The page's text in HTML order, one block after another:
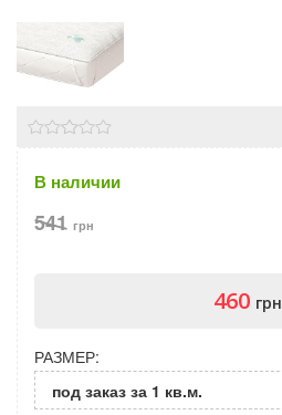
В наличии
541 грн
460 грн
РАЗМЕР:
под заказ за 1 кв.м.